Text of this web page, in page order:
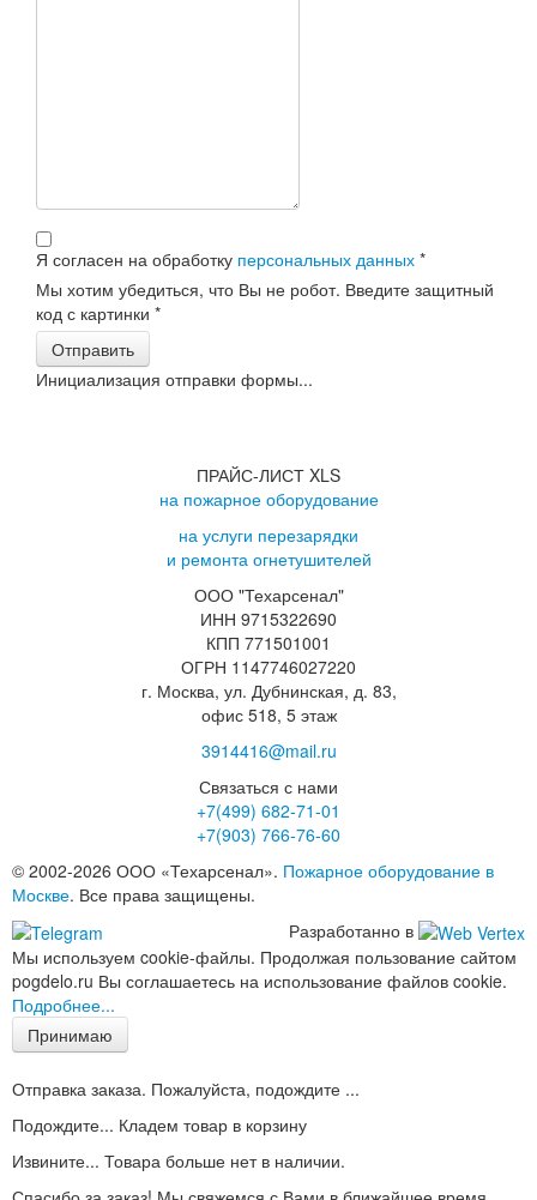
Я согласен на обработку персональных данных *
Мы хотим убедиться, что Вы не робот. Введите защитный
код с картинки *
Отправить
Инициализация отправки формы...
ПРАЙС-ЛИСТ XLS
на пожарное оборудование
на услуги перезарядки
и ремонта огнетушителей
ООО "Техарсенал"
ИНН 9715322690
КПП 771501001
ОГРН 1147746027220
г. Москва, ул. Дубнинская, д. 83,
офис 518, 5 этаж
3914416@mail.ru
Связаться с нами
+7(499) 682-71-01
+7(903) 766-76-60
© 2002-2026 ООО «Техарсенал». Пожарное оборудование в
Москве. Все права защищены.
Разработанно в
Мы используем cookie-файлы. Продолжая пользование сайтом
pogdelo.ru Вы соглашаетесь на использование файлов cookie.
Подробнее...
Принимаю
Отправка заказа. Пожалуйста, подождите ...
Подождите... Кладем товар в корзину
Извините... Товара больше нет в наличии.